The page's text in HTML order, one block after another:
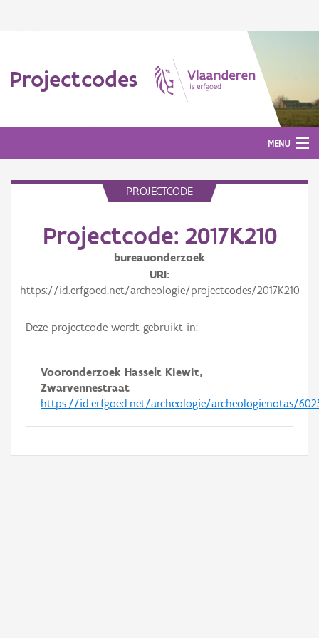
Projectcodes
MENU
PROJECTCODE
Projectcode: 2017K210
bureauonderzoek
URI
https://id.erfgoed.net/archeologie/projectcodes/2017K210
Deze projectcode wordt gebruikt in:
Vooronderzoek Hasselt Kiewit,
Zwarvennestraat
https://id.erfgoed.net/archeologie/archeologienotas/